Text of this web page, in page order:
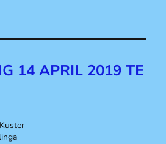
14 APRIL 2019 TE